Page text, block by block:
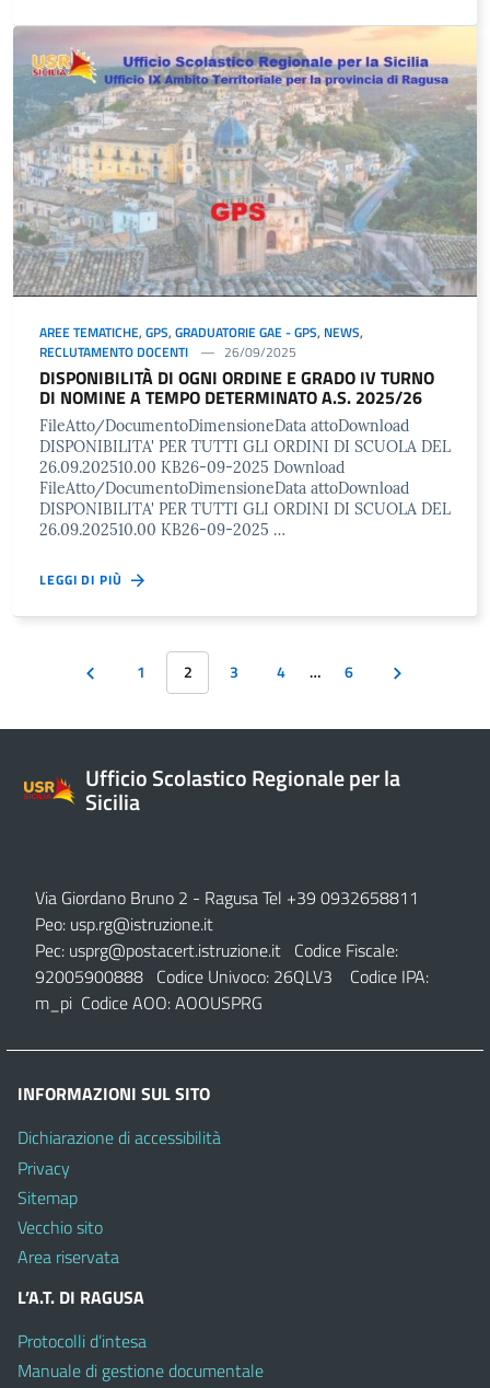
AREE TEMATICHE, GPS, GRADUATORIE GAE - GPS, NEWS,
RECLUTAMENTO DOCENTI
26/09/2025
DISPONIBILITÀ DI OGNI ORDINE E GRADO IV TURNO
DI NOMINE A TEMPO DETERMINATO A.S. 2025/26
FileAtto/DocumentoDimensioneData attoDownload
DISPONIBILITA' PER TUTTI GLI ORDINI DI SCUOLA DEL
26.09.202510.00 KB26-09-2025 Download
FileAtto/DocumentoDimensioneData attoDownload
DISPONIBILITA' PER TUTTI GLI ORDINI DI SCUOLA DEL
26.09.202510.00 KB26-09-2025 …
LEGGI DI PIÙ
1 2 3 4 … 6
Ufficio Scolastico Regionale per la
Sicilia
Via Giordano Bruno 2 - Ragusa Tel +39 0932658811
Peo: usp.rg@istruzione.it
Pec: usprg@postacert.istruzione.it Codice Fiscale:
92005900888 Codice Univoco: 26QLV3 Codice IPA:
m_pi Codice AOO: AOOUSPRG
INFORMAZIONI SUL SITO
Dichiarazione di accessibilità
Privacy
Sitemap
Vecchio sito
Area riservata
L’A.T. DI RAGUSA
Protocolli d’intesa
Manuale di gestione documentale